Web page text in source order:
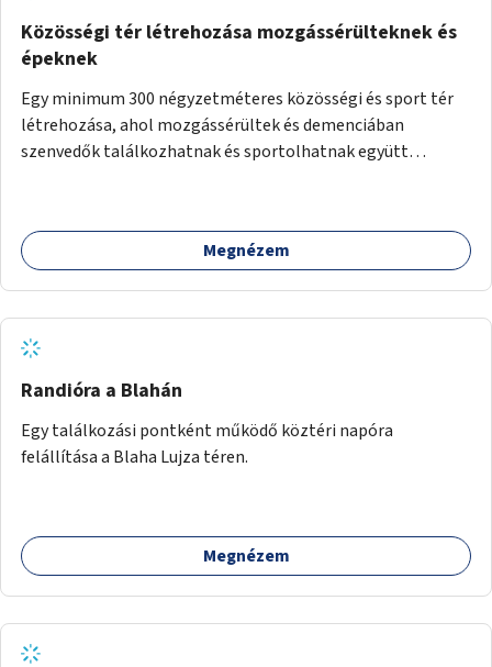
Közösségi tér létrehozása mozgássérülteknek és
épeknek
Egy minimum 300 négyzetméteres közösségi és sport tér
létrehozása, ahol mozgássérültek és demenciában
szenvedők találkozhatnak és sportolhatnak együtt
tud játszani, fontos, hogy a téren legyenek formájukban,
hangulatukban elkülönülő pontok, mezítlábas ösvények, az
Megnézem
Randióra a Blahán
Egy találkozási pontként működő köztéri napóra
felállítása a Blaha Lujza téren.
Megnézem